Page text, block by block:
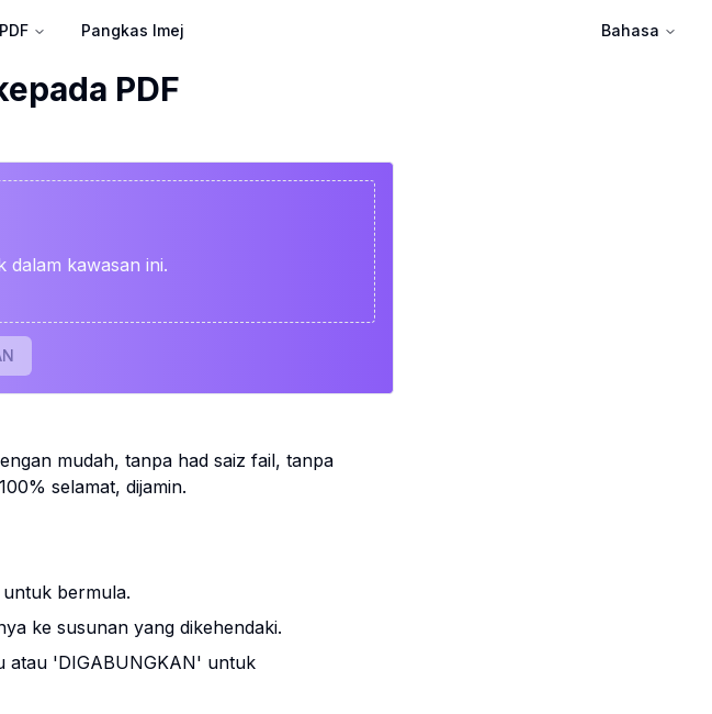
Pangkas Imej Bahasa
PDF
dalam kawasan ini.
mudah, tanpa had saiz fail, tanpa
selamat, dijamin.
bermula.
ke susunan yang dikehendaki.
atau 'DIGABUNGKAN' untuk